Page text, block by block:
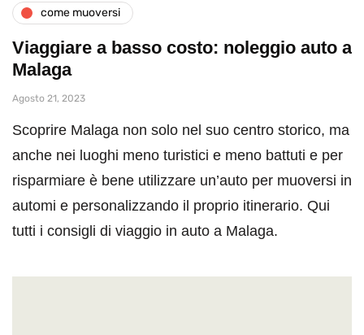
come muoversi
Viaggiare a basso costo: noleggio auto a
Malaga
Agosto 21, 2023
Scoprire Malaga non solo nel suo centro storico, ma
anche nei luoghi meno turistici e meno battuti e per
risparmiare è bene utilizzare un’auto per muoversi in
automi e personalizzando il proprio itinerario. Qui
tutti i consigli di viaggio in auto a Malaga.